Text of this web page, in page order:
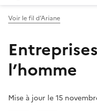
Voir le fil d’Ariane
l’homme
Mise à jour le 15